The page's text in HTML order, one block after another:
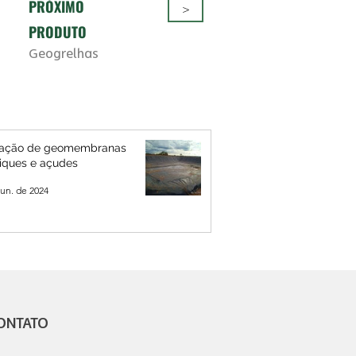
PRÓXIMO
PRODUTO
Geogrelhas
>
de geomembranas
e açudes
de 2024